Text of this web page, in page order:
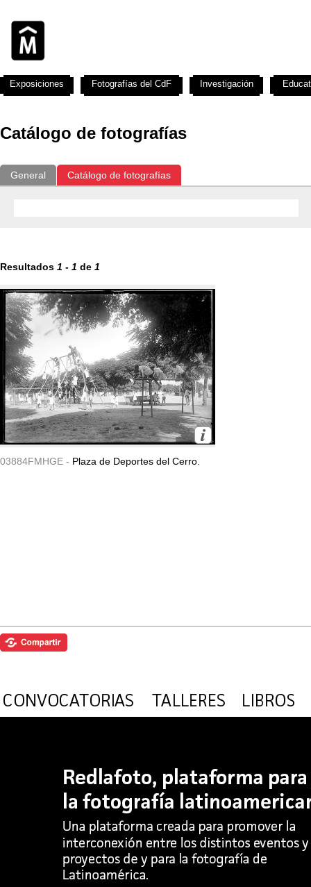
Catálogo de fotografías
General Catálogo de fotografías
Resultados 1 - 1 de 1
03884FMHGE - Plaza de Deportes del Cerro.
Exposiciones Fotografías del CdF Investigación